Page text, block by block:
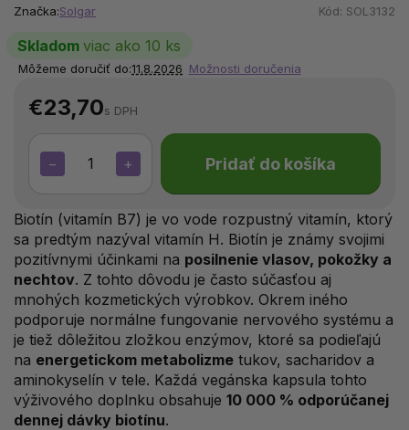
€23,70s DPH
+
− Pridať do košíka
Biotín (vitamín B7) je vo vode rozpustný vitamín, ktorý
sa predtým nazýval vitamín H. Biotín je známy svojimi
pozitívnymi účinkami na posilnenie vlasov, pokožky a
nechtov. Z tohto dôvodu je často súčasťou aj
mnohých kozmetických výrobkov. Okrem iného
podporuje normálne fungovanie nervového systému a
je tiež dôležitou zložkou enzýmov, ktoré sa podieľajú
na energetickom metabolizme tukov, sacharidov a
aminokyselín v tele. Každá vegánska kapsula tohto
výživového doplnku obsahuje 10 000 % odporúčanej
dennej dávky biotínu.
Značka:Solgar Kód: SOL3132
Skladom viac ako 10 ks
Môžeme doručiť do:11.8.2026 Možnosti doručenia